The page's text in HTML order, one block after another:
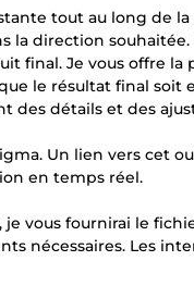
tout au long de la
la direction
final. Je vous offre
le résultat final soit
des détails et des
Un lien vers cet
en temps réel.
vous fournirai le
nécessaires. Les